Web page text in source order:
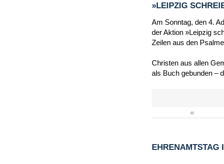
»LEIPZIG
Am Sonntag, den 4.
der Aktion »Leipzig
Zeilen aus den
Christen aus allen
als Buch gebunden –
«
EHRENAMTSTAG